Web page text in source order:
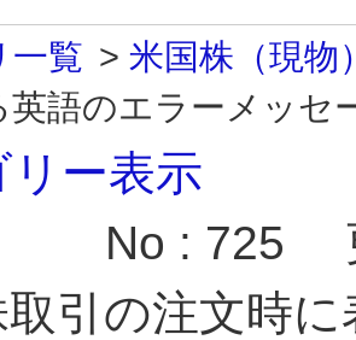
一覧 > 米国株（現物
英語のエラーメッセ
リー表示
No : 725
引の注文時